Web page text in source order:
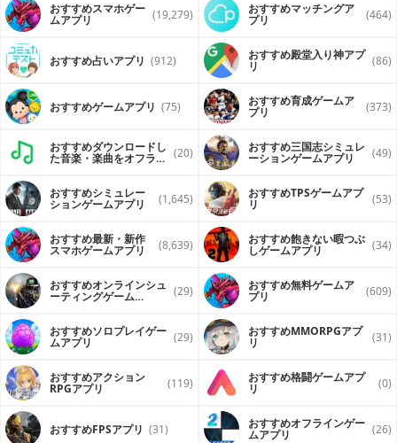
おすすめスマホゲー
ムアプリ (19,279) おすすめマッチングア
プリ (464)
おすすめ占いアプリ (912) おすすめ殿堂入り神アプ
リ (86)
おすすめゲームアプリ (75) おすすめ育成ゲームア
プリ (373)
おすすめダウンロードし
た音楽・楽曲をオフライ (20) おすすめ三国志シミュレ
ーションゲームアプリ (49)
おすすめシミュレー
ションゲームアプリ (1,645) おすすめTPSゲームアプ
リ (53)
おすすめ最新・新作
スマホゲームアプリ (8,639) おすすめ飽きない暇つぶ
しゲームアプリ (34)
おすすめオンラインシュ
ーティングゲーム (29) おすすめ無料ゲームア
プリ (609)
おすすめソロプレイゲー
ムアプリ (29) おすすめ MMORPGアプ
リ (31)
おすすめアクション
RPGアプリ (119) おすすめ格闘ゲームアプ
リ (0)
おすすめFPSアプリ (31) おすすめオフラインゲー
ムアプリ (26)